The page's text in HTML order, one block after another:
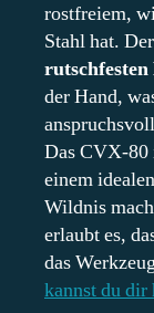
rostfreiem,
Stahl hat. Der
der Hand,
Das CVX-80
einem
Wildnis
erlaubt es,
das
kannst du dir